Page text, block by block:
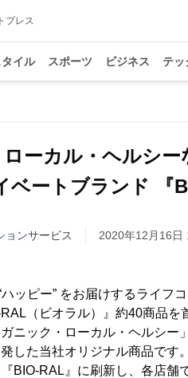
プレス
イル スポーツ ビジネス テッ
ーカル・ヘルシ
ベートブランド 『
ョンサービス 2020年12月16日
ハッピー” をお届けするライ
（ビオラル）』約40商品を
ニック・ローカル・ヘルシー
した当社オリジナル商品です
BIO-RAL』に刷新し、各店舗